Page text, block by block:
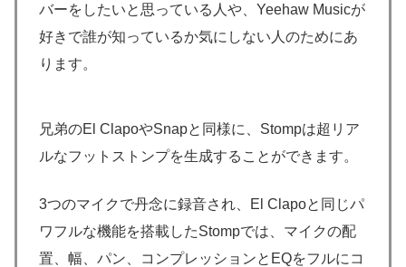
バーをしたいと思っている人や、Yeehaw Musicが
好きで誰が知っているか気にしない人のためにあ
ります。
兄弟のEl ClapoやSnapと同様に、Stompは超リア
ルなフットストンプを生成することができます。
3つのマイクで丹念に録音され、El Clapoと同じパ
ワフルな機能を搭載したStompでは、マイクの配
置、幅、パン、コンプレッションとEQをフルにコ